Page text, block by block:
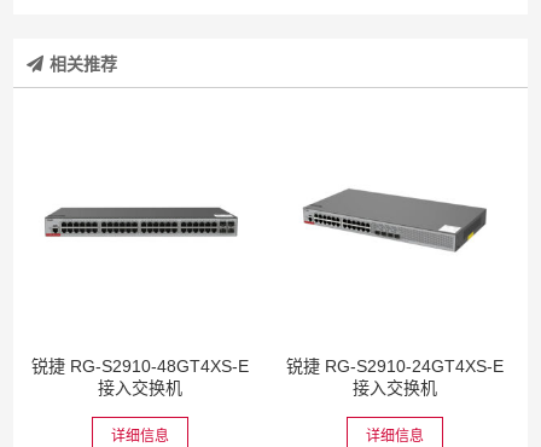
相关推荐
锐捷 RG-S2910-48GT4XS-E
接入交换机
详细信息
锐捷 RG-S2910-24GT4XS-E
接入交换机
详细信息